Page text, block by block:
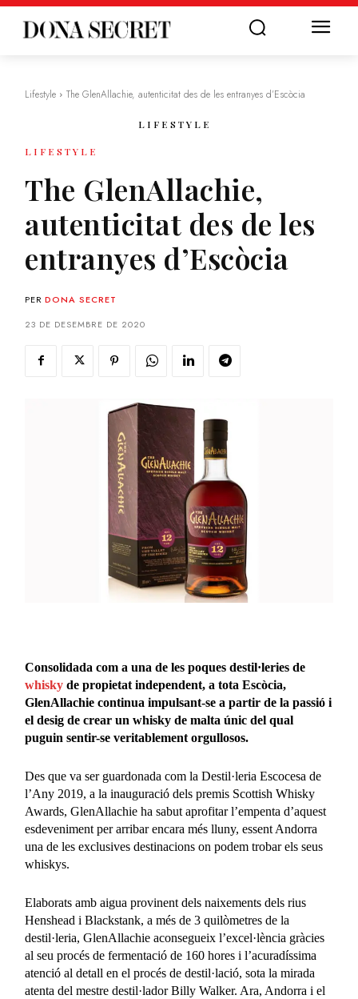
Lifestyle The GlenAllachie, autenticitat des de les entranyes d’Escòcia
LIFESTYLE
LIFESTYLE
The GlenAllachie,
autenticitat des de les
entranyes d’Escòcia
PER DONA SECRET
23 DE DESEMBRE DE 2020
Consolidada com a una de les poques destil·leries de
whisky de propietat independent, a tota Escòcia,
GlenAllachie continua impulsant-se a partir de la passió i
el desig de crear un whisky de malta únic del qual
puguin sentir-se veritablement orgullosos.
Des que va ser guardonada com la Destil·leria Escocesa de
l’Any 2019, a la inauguració dels premis Scottish Whisky
Awards, GlenAllachie ha sabut aprofitar l’empenta d’aquest
esdeveniment per arribar encara més lluny, essent Andorra
una de les exclusives destinacions on podem trobar els seus
whiskys.
Elaborats amb aigua provinent dels naixements dels rius
Henshead i Blackstank, a més de 3 quilòmetres de la
destil·leria, GlenAllachie aconsegueix l’excel·lència gràcies
al seu procés de fermentació de 160 hores i l’acuradíssima
atenció al detall en el procés de destil·lació, sota la mirada
atenta del mestre destil·lador Billy Walker. Ara, Andorra i el